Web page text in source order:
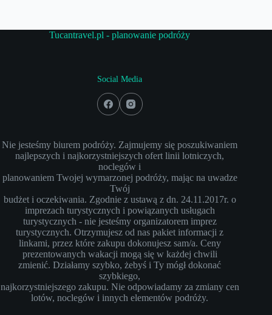
Tucantravel.pl - planowanie podróży
Social Media
Nie jesteśmy biurem podróży. Zajmujemy się poszukiwaniem
najlepszych i najkorzystniejszych ofert linii lotniczych,
noclegów i
planowaniem Twojej wymarzonej podróży, mając na uwadze
Twój
budżet i oczekiwania. Zgodnie z ustawą z dn. 24.11.2017r. o
imprezach turystycznych i powiązanych usługach
turystycznych - nie jesteśmy organizatorem imprez
turystycznych. Otrzymujesz od nas pakiet informacji z
linkami, przez które zakupu dokonujesz sam/a. Ceny
prezentowanych wakacji mogą się w każdej chwili
zmienić. Działamy szybko, żebyś i Ty mógł dokonać
szybkiego,
najkorzystniejszego zakupu. Nie odpowiadamy za zmiany cen
lotów, noclegów i innych elementów podróży.